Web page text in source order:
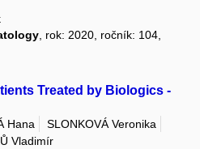
, rok: 2020, ročník: 104,
Treated by Biologics -
Hana
SLONKOVÁ Veronika
Vladimír